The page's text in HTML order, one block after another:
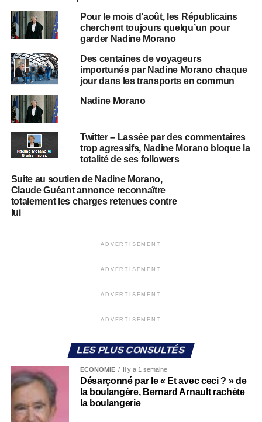
Pour le mois d’août, les Républicains
cherchent toujours quelqu’un pour
garder Nadine Morano
Des centaines de voyageurs
importunés par Nadine Morano chaque
jour dans les transports en commun
Nadine Morano
Twitter – Lassée par des commentaires
trop agressifs, Nadine Morano bloque la
totalité de ses followers
Suite au soutien de Nadine Morano,
Claude Guéant annonce reconnaître
totalement les charges retenues contre
lui
ADVERTISEMENT
ADVERTISEMENT
ADVERTISEMENT
ADVERTISEMENT
LES PLUS CONSULTÉS
ECONOMIE Il y a 1 semaine
Désarçonné par le « Et avec ceci ? » de
la boulangère, Bernard Arnault rachète
la boulangerie